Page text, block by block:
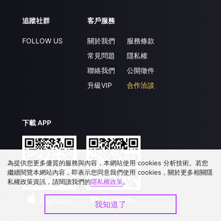
追蹤社群
FOLLOW US
客戶服務
關於我們
常見問題
聯絡我們
升級VIP
服務條款
隱私權
公開徵件
合作洽談
下載 APP
為提供您更多優質的服務與內容，本網站使用 cookies 分析技術。若您
繼續閱覽本網站內容，即表示您同意我們使用 cookies，關於更多相關隱
私權政策資訊，請閱讀我們的隱私權政策。
我知道了